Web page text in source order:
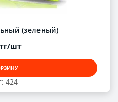
424
(зеленый)
шт